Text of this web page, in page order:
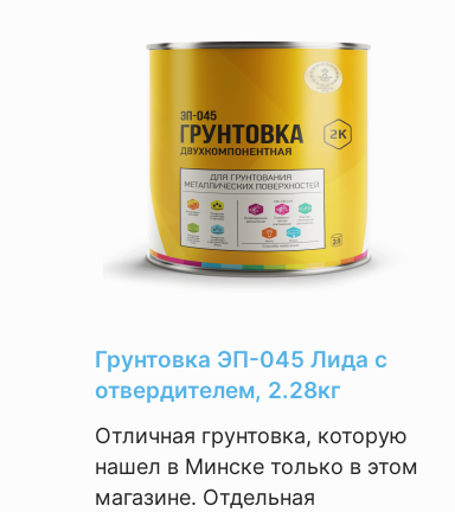
Грунтовка ЭП-045 Лида с
отвердителем, 2.28кг
Отличная грунтовка, которую
нашел в Минске только в этом
магазине. Отдельная